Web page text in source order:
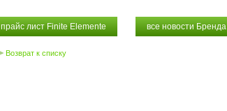
прайс лист Finite Elemente все новости Бренда
Возврат к списку